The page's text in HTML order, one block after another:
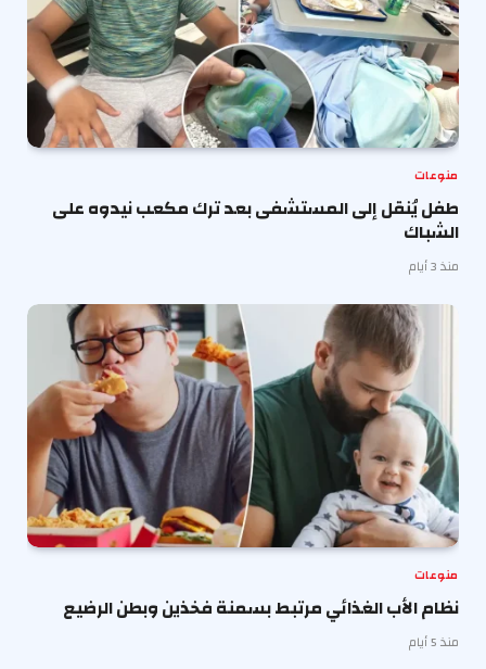
منوعات
طفل يُنقل إلى المستشفى بعد ترك مكعب نيدوه على
الشباك
منذ 3 أيام
منوعات
نظام الأب الغذائي مرتبط بسمنة فخذين وبطن الرضيع
منذ 5 أيام